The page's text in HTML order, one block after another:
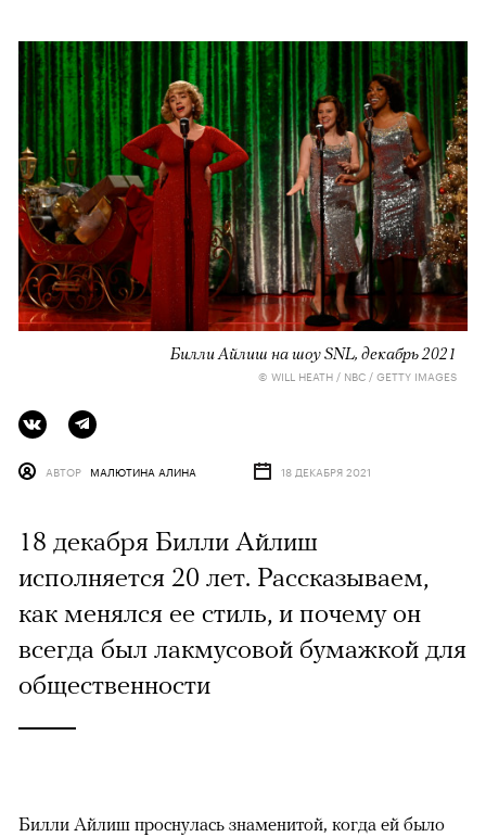
Билли Айлиш на шоу SNL, декабрь 2021
© WILL HEATH / NBC / GETTY IMAGES
АВТОР МАЛЮТИНА АЛИНА 18 ДЕКАБРЯ 2021
18 декабря Билли Айлиш
исполняется 20 лет. Рассказываем,
как менялся ее стиль, и почему он
всегда был лакмусовой бумажкой для
общественности
Билли Айлиш проснулась знаменитой, когда ей было